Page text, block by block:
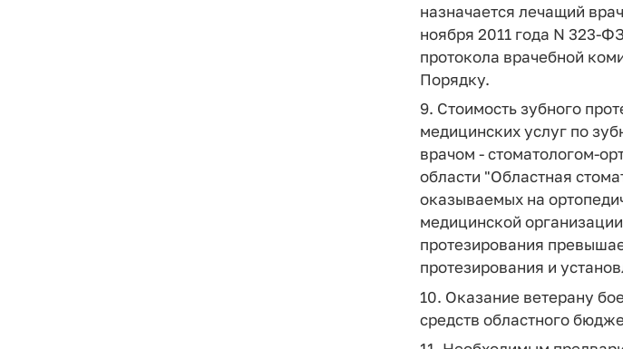
назначается лечащий
ноября 2011 года N 323-
протокола врачебной
Порядку.
9. Стоимость зубного
медицинских услуг по
врачом - стоматологом-
области "Областная
оказываемых на
медицинской
протезирования
протезирования и
10. Оказание ветерану
средств областного